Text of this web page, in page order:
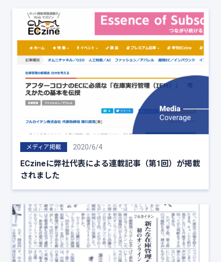
メディア掲載 2020/6/4
ECzineに弊社代表による連載記事（第1回）が掲載
されました